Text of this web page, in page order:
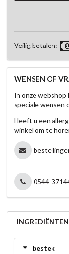
Veilig betalen:
WENSEN OF
In onze
speciale wensen
Heeft u een
winkel om te
0544-
INGREDIËNTEN
bestek